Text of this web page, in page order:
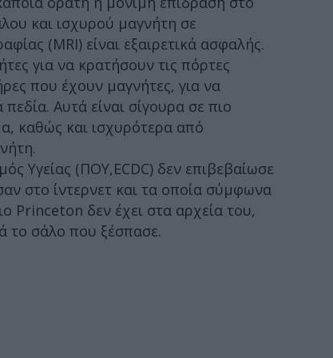
και ισχυρού μαγνήτη σε
(MRI) είναι εξαιρετικά ασφαλής.
για να κρατήσουν τις πόρτες
που έχουν μαγνήτες, για να
Αυτά είναι σίγουρα σε πιο
καθώς και ισχυρότερα από
Υγείας (ΠΟΥ,ECDC) δεν επιβεβαίωσε
στο ίντερνετ και τα οποία σύμφωνα
Princeton δεν έχει στα αρχεία του,
το σάλο που ξέσπασε.